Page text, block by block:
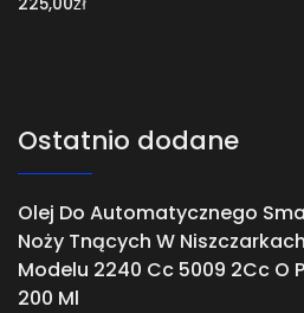
Ostatnio dodane
Olej Do Automatycznego
Noży Tnących W
Modelu 2240 Cc 5009 2Cc O
200 Ml